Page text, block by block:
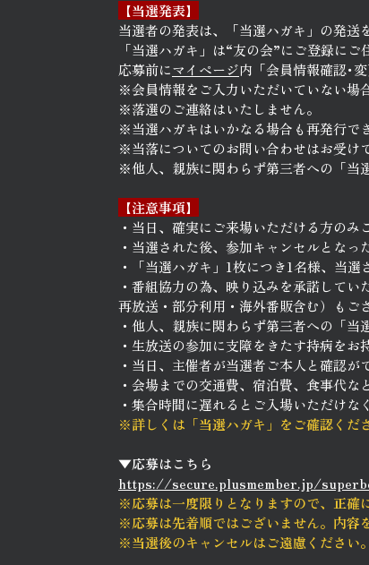
【当選発表】
当選者の発表は、「当選ハガキ」の発送
「当選ハガキ」は“友の会”にご登録にご
応募前にマイページ内「会員情報確認･
※会員情報をご入力いただいていない場
※落選のご連絡はいたしません。
※当選ハガキはいかなる場合も再発行で
※当落についてのお問い合わせはお受け
※他人、親族に関わらず第三者への「当
【注意事項】
・当日、確実にご来場いただける方のみ
・当選された後、参加キャンセルとな
・「当選ハガキ」1枚につき1名様、当
・番組協力の為、映り込みを承諾して
再放送・部分利用・海外番販含む）もご
・他人、親族に関わらず第三者への「
・生放送の参加に支障をきたす持病を
・当日、主催者が当選者ご本人と確認が
・会場までの交通費、宿泊費、食事代な
・集合時間に遅れるとご入場いただけな
※詳しくは「当選ハガキ」をご確認くだ
▼応募はこちら
https://secure.plusmember.jp/
※応募は一度限りとなりますので、正確
※応募は先着順ではございません。内容
※当選後のキャンセルはご遠慮ください。